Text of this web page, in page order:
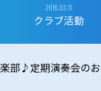
2016.03.11
クラブ活動
部♪定期演奏会の